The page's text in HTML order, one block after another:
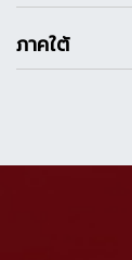
ภาคใต้